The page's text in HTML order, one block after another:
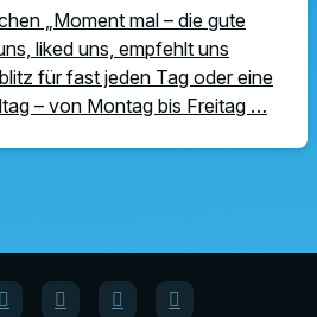
„Moment mal – die gute
liked uns, empfehlt uns
für fast jeden Tag oder eine
– von Montag bis Freitag …